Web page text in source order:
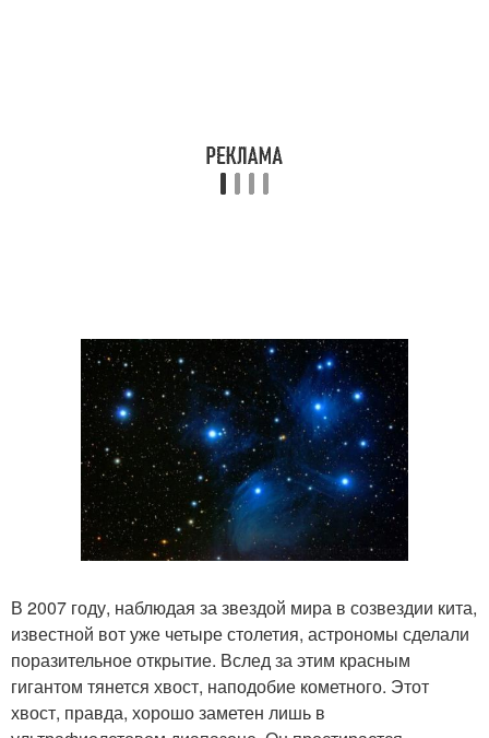
В 2007 году, наблюдая за звездой мира в созвездии кита,
известной вот уже четыре столетия, астрономы сделали
поразительное открытие. Вслед за этим красным
гигантом тянется хвост, наподобие кометного. Этот
хвост, правда, хорошо заметен лишь в